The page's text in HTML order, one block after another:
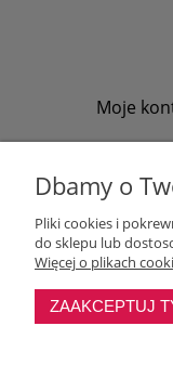
Moje
Ustawienia
Dbamy o
Pliki cookies i
do sklepu lub
Więcej o plikach
ZAAKCEPTUJ